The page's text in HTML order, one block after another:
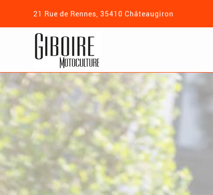
21 Rue de Rennes, 35410 Châteaugiron